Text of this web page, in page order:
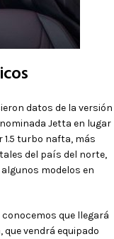
datos de la versión
Jetta en lugar
1.5 turbo nafta, más
del país del norte,
algunos modelos en
que llegará
que vendrá equipado